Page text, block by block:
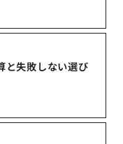
と失敗しない選び